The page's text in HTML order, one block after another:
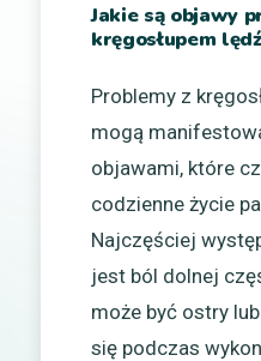
Jakie są objawy
kręgosłupem
Problemy z
mogą
objawami, które
codzienne życie
Najczęściej
jest ból dolnej
może być ostry
się podczas